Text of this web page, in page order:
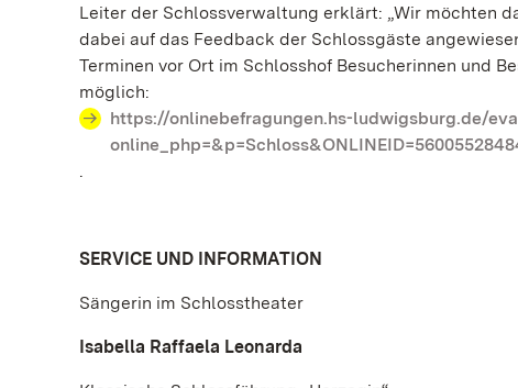
Leiter der Schlossverwaltung erklärt: „Wir möchten
dabei auf das Feedback der Schlossgäste
Terminen vor Ort im Schlosshof Besucherinnen und
möglich:
https://onlinebefragungen.hs-ludwigsburg.de/
.
SERVICE UND INFORMATION
Sängerin im Schlosstheater
Isabella Raffaela Leonarda